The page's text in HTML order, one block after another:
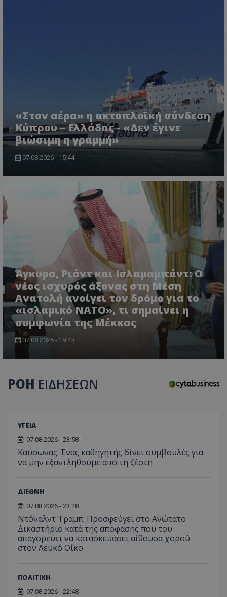
«Στον αέρα» η ακτοπλοϊκή σύνδεση
Κύπρου – Ελλάδας - «Δεν έγινε
βιώσιμη η γραμμή»
07.08.2026 - 15:44
Άγκυρα, Ριάντ και Ισλαμαμπάντ: Ο
νέος ισχυρός άξονας στη Μέση
Ανατολή ανοίγει τον δρόμο για το
«ισλαμικό ΝΑΤΟ», τι σημαίνει η
συμφωνία της Μέκκας
07.08.2026 - 19:45
ΡΟΗ ΕΙΔΗΣΕΩΝ
ΥΓΕΙΑ
07.08.2026 - 23:58
Kαύσωνας: Ένας καθηγητής δίνει συμβουλές για
να μην εξαντληθούμε από τη ζέστη
ΔΙΕΘΝΗ
07.08.2026 - 23:28
Ντόναλντ Τραμπ: Προσφεύγει στο Ανώτατο
Δικαστήριο κατά της απόφασης που του
απαγορεύει να κατασκευάσει αίθουσα χορού
στον Λευκό Οίκο
ΠΟΛΙΤΙΚΗ
07.08.2026 - 22:48